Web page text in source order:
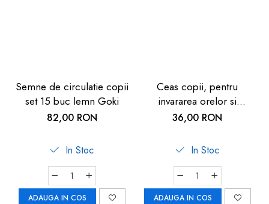
Semne de circulatie copii
set 15 buc lemn Goki
82,00 RON
In Stoc
ADAUGA IN COS
Ceas copii, pentru
invararea orelor si
minutelor, de lemn, 5
36,00 RON
In Stoc
ADAUGA IN COS